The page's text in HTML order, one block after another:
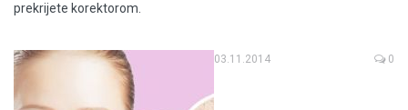
prekrijete korektorom.
03.11.2014 0